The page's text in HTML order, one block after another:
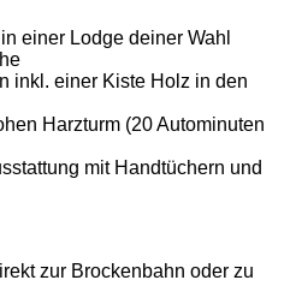
einer Lodge deiner Wahl
inkl. einer Kiste Holz in den
Harzturm (20 Autominuten
mit Handtüchern und
zur Brockenbahn oder zu